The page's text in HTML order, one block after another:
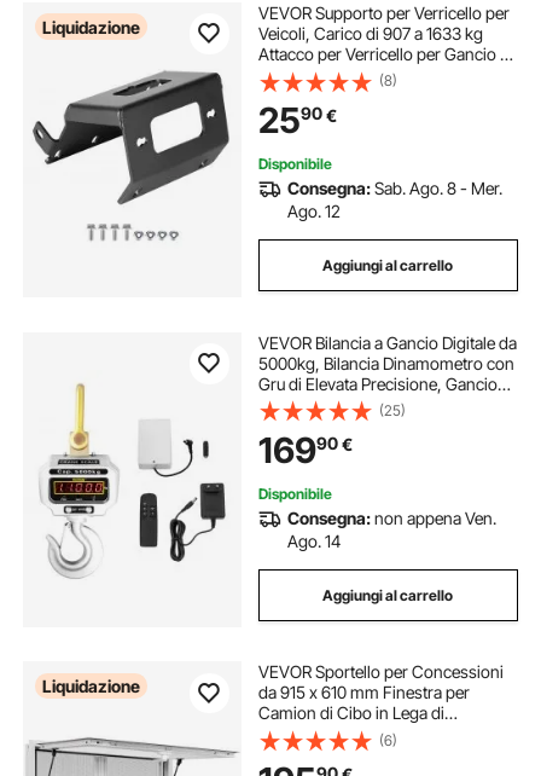
Liquidazione
VEVOR Supporto per Verricello per
Veicoli, Carico di 907 a 1633 kg
Attacco per Verricello per Gancio di
Traino per Modelli Selezionati
Honda Foreman e Rancher Rubicon
2014 a 2021, Nero
(8)
2590€
Disponibile
Consegna:Sab. Ago. 8 - Mer.
Ago. 12
Aggiungi al carrello
VEVOR Bilancia a Gancio Digitale da
5000kg, Bilancia Dinamometro con
Gru di Elevata Precisione, Gancio
Elettronico Pesapersone Elettronica
Portatile con Display LCD
(25)
16990€
Disponibile
Consegna:non appena Ven.
Ago. 14
Aggiungi al carrello
Liquidazione
VEVOR Sportello per Concessioni
da 915 x 610 mm Finestra per
Camion di Cibo in Lega di
Alluminio, Apertura Fino a 85 Gradi
con 2 Finestre Scorrevoli, Porta a
(6)